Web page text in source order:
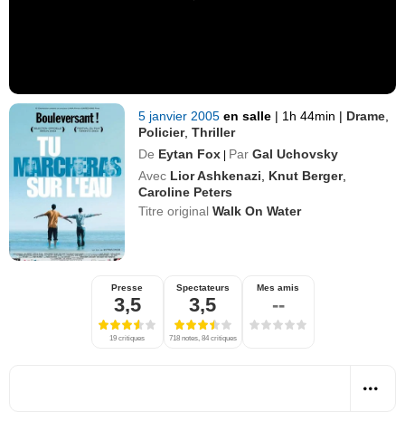
5 janvier 2005en salle | 1h 44min | Drame
Policier,Thriller
De Eytan Fox | Par Gal Uchovsky
Avec Lior Ashkenazi Knut Berger,
Caroline Peters
Titre originalWalk On Water
Presse
3,5
19 critiques
Spectateurs
3,5
718 notes, 84 critiques
Mes amis
--